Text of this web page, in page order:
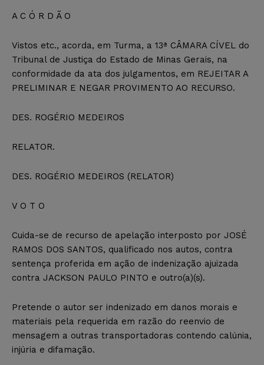
A C Ó R D Ã O
Vistos etc., acorda, em Turma, a 13ª CÂMARA CÍVEL do
Tribunal de Justiça do Estado de Minas Gerais, na
conformidade da ata dos julgamentos, em REJEITAR A
PRELIMINAR E NEGAR PROVIMENTO AO RECURSO.
DES. ROGÉRIO MEDEIROS
RELATOR.
DES. ROGÉRIO MEDEIROS (RELATOR)
V O T O
Cuida-se de recurso de apelação interposto por JOSÉ
RAMOS DOS SANTOS, qualificado nos autos, contra
sentença proferida em ação de indenização ajuizada
contra JACKSON PAULO PINTO e outro(a)(s).
Pretende o autor ser indenizado em danos morais e
materiais pela requerida em razão do reenvio de
mensagem a outras transportadoras contendo calúnia,
injúria e difamação.